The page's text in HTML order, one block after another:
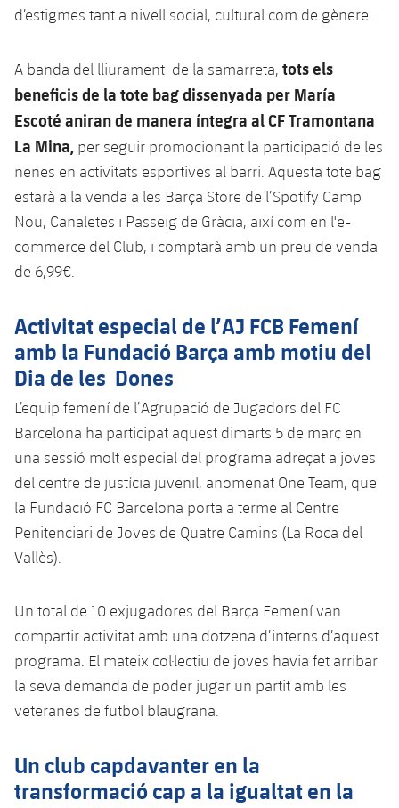
d’estigmes tant a nivell social, cultural com de gènere.
A banda del lliurament de la samarreta, totsels
beneficis de la tote bag dissenyada per María
Escoté aniran de manera íntegra al CF Tramontana
La Mina, per seguir promocionant la participació de les
nenes en activitats esportives al barri. Aquesta tote bag
estarà a la venda a les Barça Store de l’Spotify Camp
Nou, Canaletes i Passeig de Gràcia, així com en l'e-
commerce del Club, i comptarà amb un preu de venda
de 6,99€.
Activitat especial de l’AJ FCB Femení
amb la Fundació Barça amb motiu del
Dia de les Dones
L’equip femení de l’Agrupació de Jugadors del FC
Barcelona ha participat aquest dimarts 5 de març en
una sessió molt especial del programa adreçat a joves
del centre de justícia juvenil, anomenat One Team, que
la Fundació FC Barcelona porta a terme al Centre
Penitenciari de Joves de Quatre Camins (La Roca del
Vallès).
Un total de 10 exjugadores del Barça Femení van
compartir activitat amb una dotzena d’interns d’aquest
programa. El mateix col·lectiu de joves havia fet arribar
la seva demanda de poder jugar un partit amb les
veteranes de futbol blaugrana.
Un club capdavanter en la
transformació cap a la igualtat en la